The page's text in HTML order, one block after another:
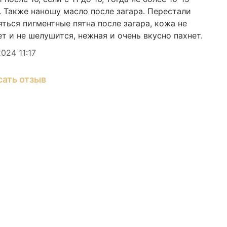
Масло кокоса, жожоба, абрикосовых
эфирные масла: Лаванда узколистная
aurantium ssp amara), Мята перечная
Также наношу масло после загара. Перестали
пигментные пятна после загара, кожа не
и не шелушится, нежная и очень вкусно пахнет.
11:17
отзыв